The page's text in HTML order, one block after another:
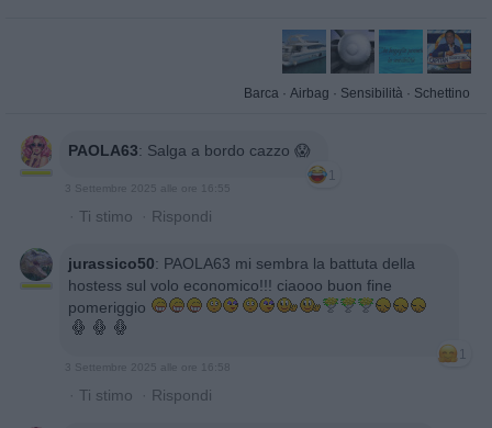
Barca · Airbag · Sensibilità · Schettino
PAOLA63: Salga a bordo cazzo 😱
1
· Ti stimo · Rispondi
jurassico50: PAOLA63 mi sembra la battuta della
hostess sul volo economico!!! ciaooo buon fine
pomeriggio
1
· Ti stimo · Rispondi